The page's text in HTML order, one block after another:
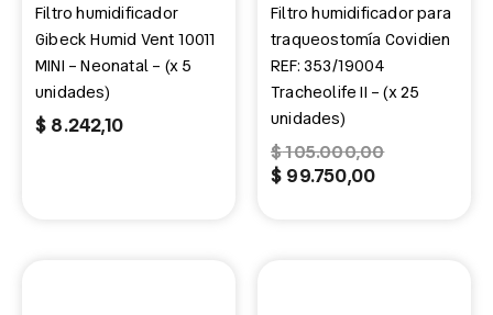
Filtro humidificador
Gibeck Humid Vent 10011
MINI – Neonatal – (x 5
unidades)
$8.242,10
Filtro humidificador para
traqueostomía Covidien
REF: 353/19004
Tracheolife II – (x 25
unidades)
$105.000,00
$99.750,00